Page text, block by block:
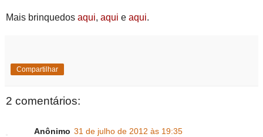
Mais brinquedos aqui, aqui e aqui.
Compartilhar
2 comentários:
Anônimo 31 de julho de 2012 às 19:35